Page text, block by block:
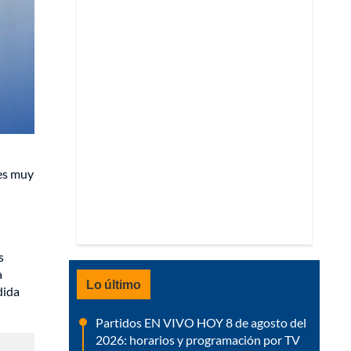
muy
Lo último
Partidos EN VIVO HOY 8 de agosto del
2026: horarios y programación por TV